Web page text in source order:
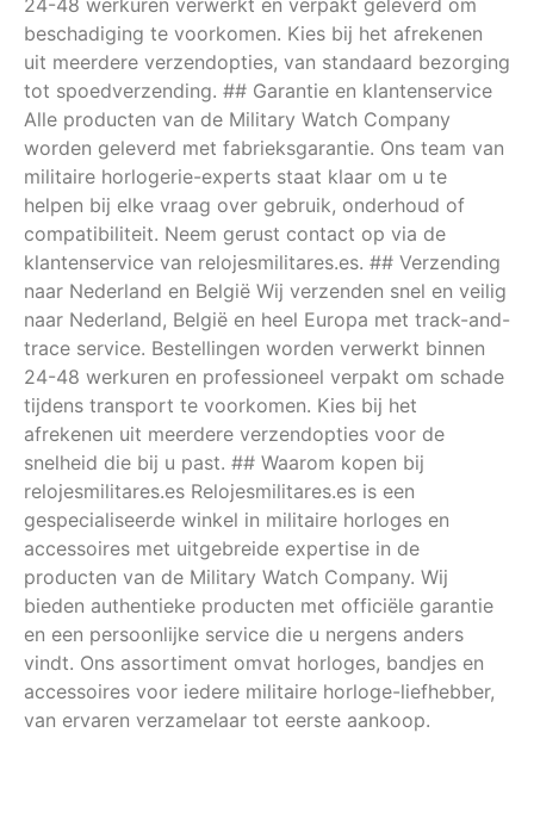
24-48 werkuren verwerkt en verpakt geleverd om
beschadiging te voorkomen. Kies bij het afrekenen
uit meerdere verzendopties, van standaard bezorging
tot spoedverzending. ## Garantie en klantenservice
Alle producten van de Military Watch Company
worden geleverd met fabrieksgarantie. Ons team van
militaire horlogerie-experts staat klaar om u te
helpen bij elke vraag over gebruik, onderhoud of
compatibiliteit. Neem gerust contact op via de
klantenservice van relojesmilitares.es. ## Verzending
naar Nederland en België Wij verzenden snel en veilig
naar Nederland, België en heel Europa met track-and-
trace service. Bestellingen worden verwerkt binnen
24-48 werkuren en professioneel verpakt om schade
tijdens transport te voorkomen. Kies bij het
afrekenen uit meerdere verzendopties voor de
snelheid die bij u past. ## Waarom kopen bij
relojesmilitares.es Relojesmilitares.es is een
gespecialiseerde winkel in militaire horloges en
accessoires met uitgebreide expertise in de
producten van de Military Watch Company. Wij
bieden authentieke producten met officiële garantie
en een persoonlijke service die u nergens anders
vindt. Ons assortiment omvat horloges, bandjes en
accessoires voor iedere militaire horloge-liefhebber,
van ervaren verzamelaar tot eerste aankoop.